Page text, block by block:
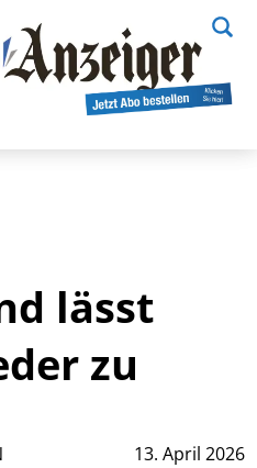
13. April 2026
lässt
zu